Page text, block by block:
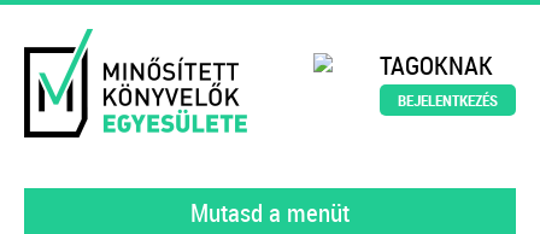
TAGOKNAK
BEJELENTKEZÉS
Mutasd a menüt